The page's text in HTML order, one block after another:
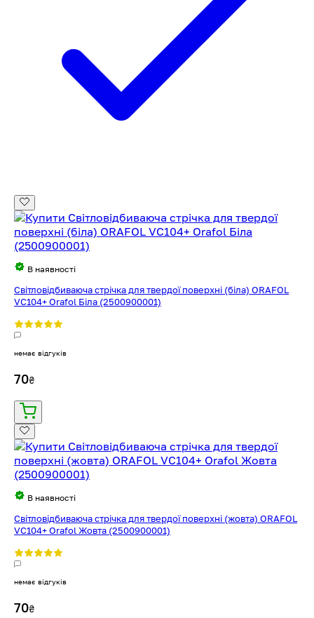
В наявності
Світловідбиваюча стрічка для твердої поверхні (біла) ORAFOL
VC104+ Orafol Біла (2500900001)
немає відгуків
70₴
В наявності
Світловідбиваюча стрічка для твердої поверхні (жовта) ORAFOL
VC104+ Orafol Жовта (2500900001)
немає відгуків
70₴